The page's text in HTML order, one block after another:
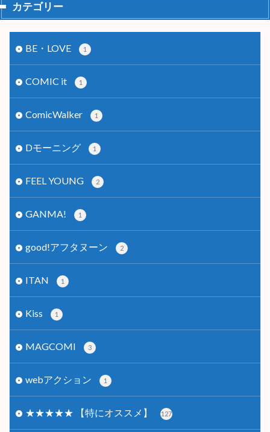
カテゴリー
BE・LOVE 1
COMIC it 1
ComicWalker 1
Dモーニング 1
FEEL YOUNG 2
GANMA! 1
good!アフタヌーン 2
ITAN 1
Kiss 1
MAGCOMI 3
webアクション 1
★★★★★ 【特にオススメ】 127